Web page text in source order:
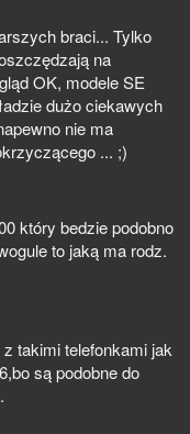
braci... Tylko
na
OK, modele SE
dużo ciekawych
nie ma
... ;)
który bedzie podobno
to jaką ma rodz.
takimi telefonkami jak
są podobne do